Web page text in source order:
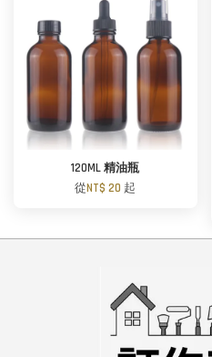
120ML 精油瓶
從NT$ 20 起